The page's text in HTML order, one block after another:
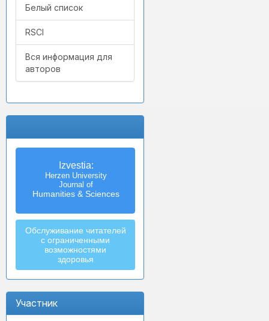
Белый список
RSCI
Вся информация для
авторов
Izvestia:
Herzen University
Journal of
Humanities & Sciences
Обслуживание читателей
с ограниченными
возможностями
здоровья
Участник